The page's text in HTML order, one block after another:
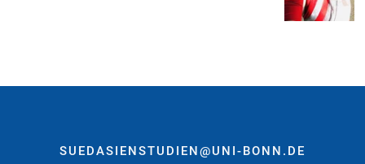
SUEDASIENSTUDIEN@UNI-BONN.DE